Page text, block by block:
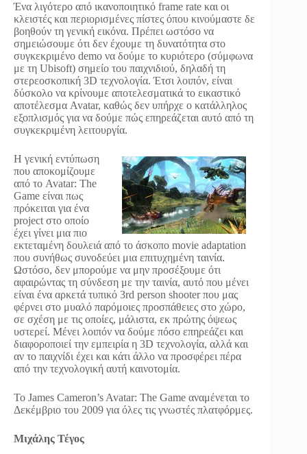
Ένα λιγότερο από ικανοποιητικό frame rate και οι
κλειστές και περιορισμένες πίστες όπου κινούμαστε δε
βοηθούν τη γενική εικόνα. Πρέπει ωστόσο να
σημειώσουμε ότι δεν έχουμε τη δυνατότητα στο
συγκεκριμένο demo να δούμε το κυριότερο (σύμφωνα
με τη Ubisoft) σημείο του παιχνιδιού, δηλαδή τη
στερεοσκοπική 3D τεχνολογία. Έτσι λοιπόν, είναι
δύσκολο να κρίνουμε αποτελεσματικά το εικαστικό
αποτέλεσμα Avatar, καθώς δεν υπήρχε ο κατάλληλος
εξοπλισμός για να δούμε πώς επηρεάζεται αυτό από τη
συγκεκριμένη λειτουργία.
Η γενική εντύπωση
που αποκομίζουμε
από το Avatar: The
Game είναι πως
πρόκειται για ένα
project στο οποίο
έχει γίνει μια πιο
εκτεταμένη δουλειά από το άσκοπο movie adaptation
που συνήθως συνοδεύει μια επιτυχημένη ταινία.
Ωστόσο, δεν μπορούμε να μην προσέξουμε ότι
αφαιρώντας τη σύνδεση με την ταινία, αυτό που μένει
είναι ένα αρκετά τυπικό 3rd person shooter που μας
φέρνει στο μυαλό παρόμοιες προσπάθειες στο χώρο,
σε σχέση με τις οποίες, μάλιστα, εκ πρώτης όψεως
υστερεί. Μένει λοιπόν να δούμε πόσο επηρεάζει και
διαφοροποιεί την εμπειρία η 3D τεχνολογία, αλλά και
αν το παιχνίδι έχει και κάτι άλλο να προσφέρει πέρα
από την τεχνολογική αυτή καινοτομία.
Το James Cameron’s Avatar: The Game αναμένεται το
Δεκέμβριο του 2009 για όλες τις γνωστές πλατφόρμες.
Μιχάλης Τέγος